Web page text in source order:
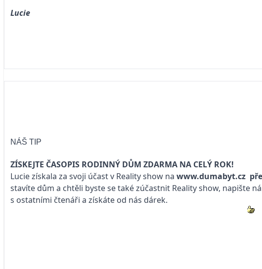
Lucie
NÁŠ TIP
ZÍSKEJTE ČASOPIS RODINNÝ DŮM ZDARMA NA CELÝ ROK!
Lucie získala za svoji účast v Reality show na www.dumabyt.cz
stavíte dům a chtěli byste se také zúčastnit Reality show, napište
s ostatními čtenáři a získáte od nás dárek.